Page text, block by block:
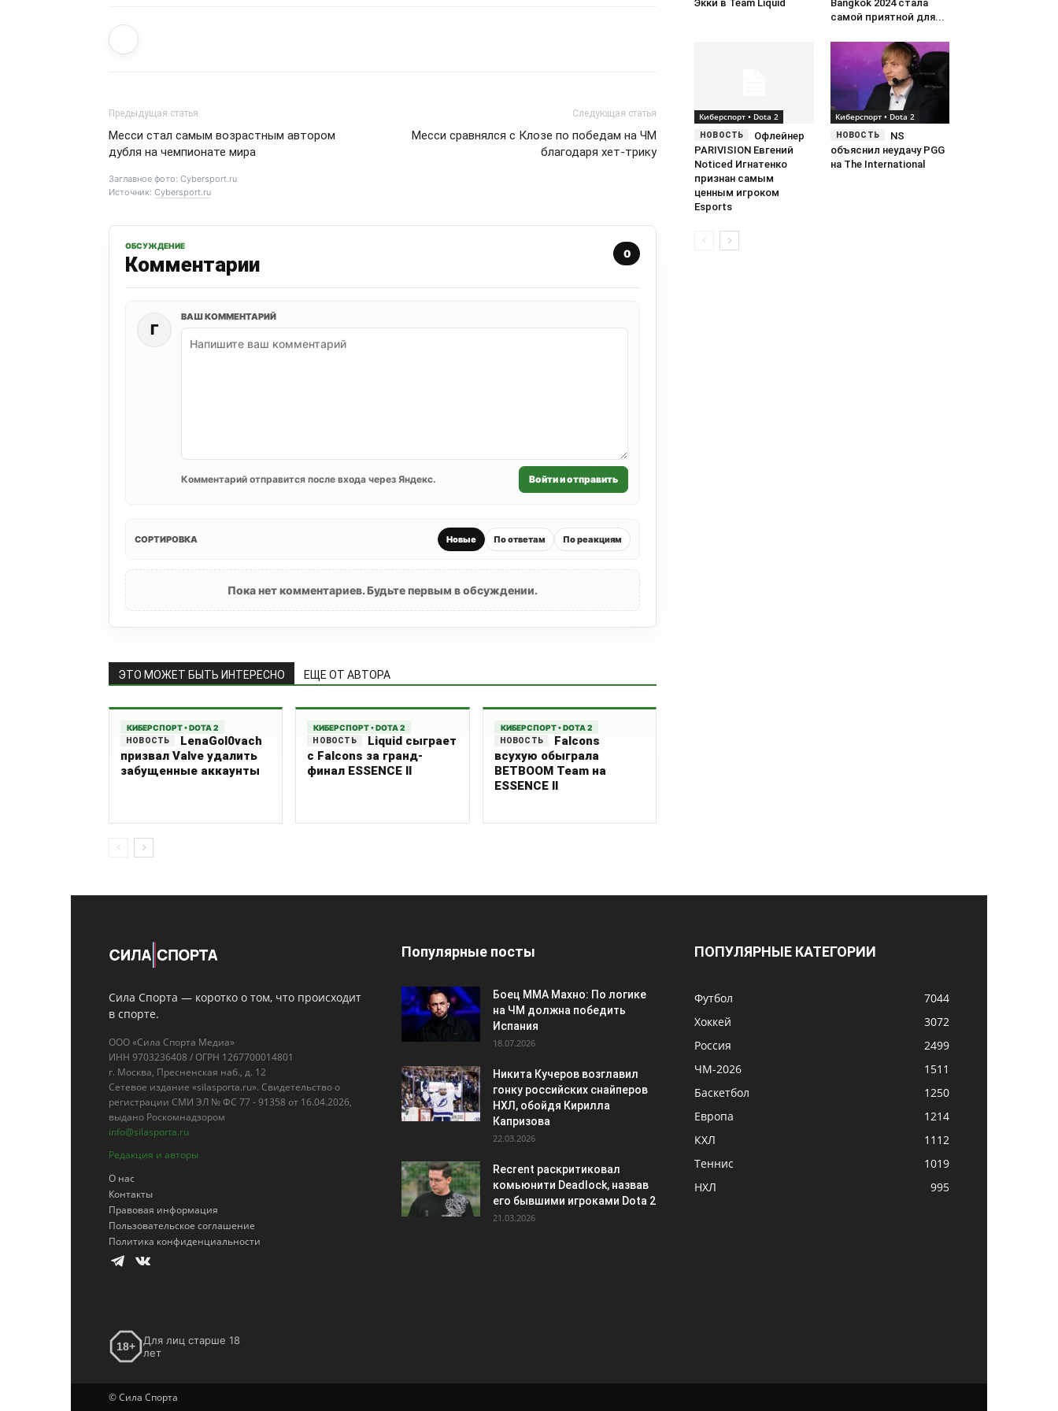
Предыдущая статья
Месси стал самым возрастным автором
дубля на чемпионате мира
Следующая статья
Месси сравнялся с Клозе по победам на ЧМ
благодаря хет-трику
Заглавное фото: Cybersport.ru
Источник: Cybersport.ru
ОБСУЖДЕНИЕ
Комментарии 0
Г
ВАШ КОММЕНТАРИЙ
Комментарий отправится после входа через Яндекс. Войти и отправить
СОРТИРОВКА Новые По ответам По реакциям
Пока нет комментариев. Будьте первым в обсуждении.
ЭТО МОЖЕТ БЫТЬ ИНТЕРЕСНО ЕЩЕ ОТ АВТОРА
КИБЕРСПОРТ • DOTA 2
LenaGol0vach
призвал Valve удалить
забущенные аккаунты
КИБЕРСПОРТ • DOTA 2
Liquid сыграет
с Falcons за гранд-
финал ESSENCE II
КИБЕРСПОРТ • DOTA 2
Falcons
всухую обыграла
BETBOOM Team на
ESSENCE II
Экки в Team Liquid
Bangkok 2024 стала
самой приятной для...
Киберспорт • Dota 2
Офлейнер
PARIVISION Евгений
Noticed Игнатенко
признан самым
ценным игроком
Esports
Киберспорт • Dota 2
NS
объяснил неудачу PGG
на The International
Сила Спорта — коротко о том, что происходит
в спорте.
ООО «Сила Спорта Медиа»
ИНН 9703236408 / ОГРН 1267700014801
г. Москва, Пресненская наб., д. 12
Сетевое издание «silasporta.ru». Свидетельство о
регистрации СМИ ЭЛ № ФС 77 - 91358 от 16.04.2026,
выдано Роскомнадзором
info@silasporta.ru
Редакция и авторы
О нас
Контакты
Правовая информация
Пользовательское соглашение
Политика конфиденциальности
18+
Для лиц старше 18
лет
Популярные посты
Боец ММА Махно: По логике
на ЧМ должна победить
Испания
18.07.2026
Никита Кучеров возглавил
гонку российских снайперов
НХЛ, обойдя Кирилла
Капризова
22.03.2026
Recrent раскритиковал
комьюнити Deadlock, назвав
его бывшими игроками Dota 2
21.03.2026
ПОПУЛЯРНЫЕ КАТЕГОРИИ
Футбол
7044
Хоккей
3072
Россия
2499
ЧМ-2026
1511
Баскетбол
1250
Европа
1214
КХЛ
1112
Теннис
1019
НХЛ
995
© Сила Спорта